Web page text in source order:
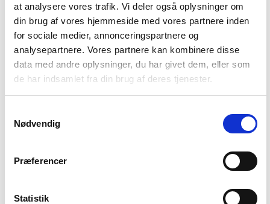
at analysere vores trafik. Vi deler også oplysninger om
din brug af vores hjemmeside med vores partnere inden
for sociale medier, annonceringspartnere og
analysepartnere. Vores partnere kan kombinere disse
data med andre oplysninger, du har givet dem, eller som
de har indsamlet fra din brug af deres tjenester.
Nødvendig
Præferencer
Statistik
money -
Salg i branchen (2024)
local_shipping -
Eksport i branchen (2024)
account_balance_wallet 438.148 DKK
group Fuldtidsbeskæftigede i branchen